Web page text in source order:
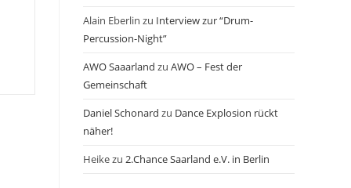
Alain Eberlin zu Interview zur “Drum-
Percussion-Night”
AWO Saaarland zu AWO – Fest der
Gemeinschaft
Daniel Schonard zu Dance Explosion rückt
näher!
Heikezu 2.Chance Saarland e.V. in Berlin